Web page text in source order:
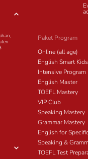
Paket Program
Online (all age)
English Smart
Intensive Program
English Master
TOEFL Mastery
VIP Club
Speaking Mastery
Grammar Mastery
English for
Speaking &
TOEFL Test